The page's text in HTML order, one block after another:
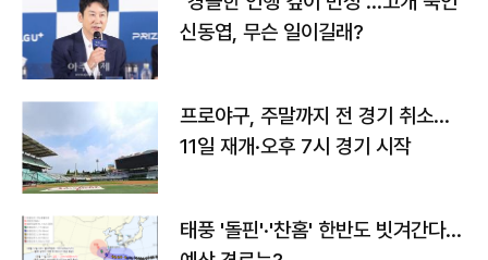
신동엽, 무슨 일이길래?
프로야구, 주말까지 전 경기 취소…
11일 재개·오후 7시 경기 시작
태풍 '돌핀'·'찬홈' 한반도 빗겨간다…